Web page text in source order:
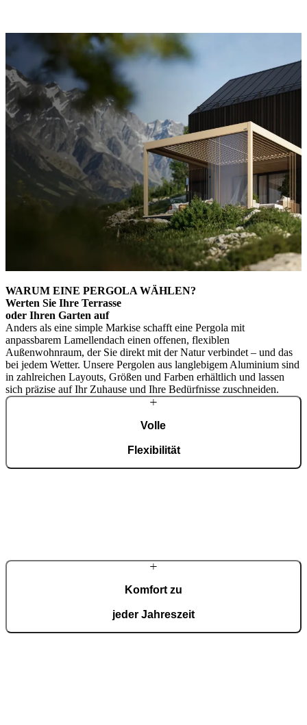
WARUM EINE PERGOLA WÄHLEN?
Werten Sie Ihre Terrasse
oder Ihren Garten auf
Anders als eine simple Markise schafft eine Pergola mit
anpassbarem Lamellendach einen offenen, flexiblen
Außenwohnraum, der Sie direkt mit der Natur verbindet – und das
bei jedem Wetter. Unsere Pergolen aus langlebigem Aluminium sind
in zahlreichen Layouts, Größen und Farben erhältlich und lassen
sich präzise auf Ihr Zuhause und Ihre Bedürfnisse zuschneiden.
Volle
Flexibilität
Komfort zu
jeder Jahreszeit